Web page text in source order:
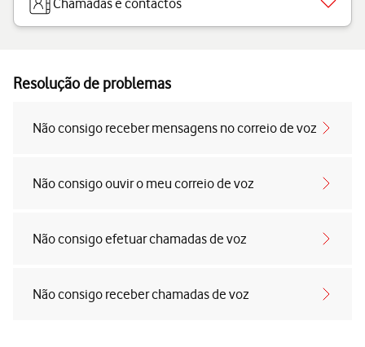
Chamadas e contactos
Resolução de problemas
Não consigo receber mensagens no correio de voz
Não consigo ouvir o meu correio de voz
Não consigo efetuar chamadas de voz
Não consigo receber chamadas de voz